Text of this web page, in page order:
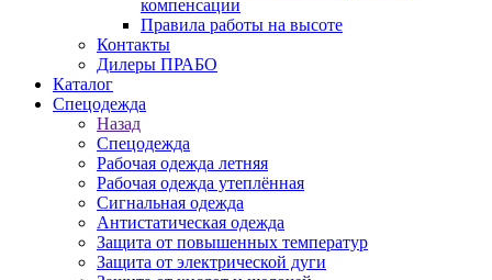
компенсации
Правила работы на высоте
Контакты
Дилеры ПРАБО
Каталог
Спецодежда
Назад
Спецодежда
Рабочая одежда летняя
Рабочая одежда утеплённая
Сигнальная одежда
Антистатическая одежда
Защита от повышенных температур
Защита от электрической дуги